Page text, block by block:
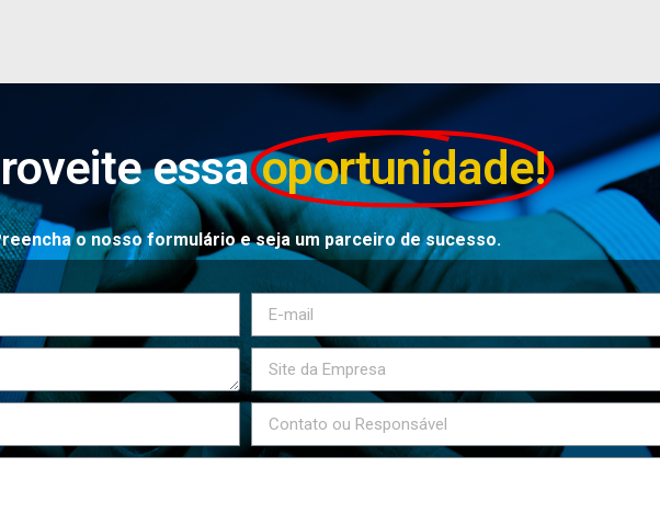
essa oportunidade!
o nosso formulário e seja um parceiro de sucesso.